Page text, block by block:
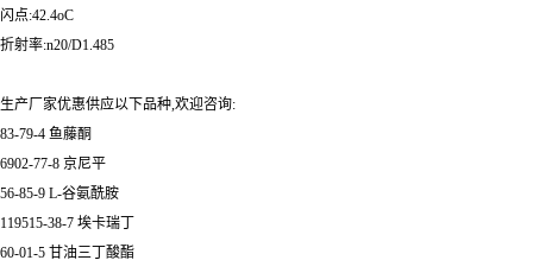
闪点:42.4oC
折射率:n20/D1.485
生产厂家优惠供应以下品种,欢迎咨询:
83-79-4 鱼藤酮
6902-77-8 京尼平
56-85-9 L-谷氨酰胺
119515-38-7 埃卡瑞丁
60-01-5 甘油三丁酸酯